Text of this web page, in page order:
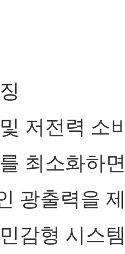
저전력 소
최소화하
광출력을
감형 시스